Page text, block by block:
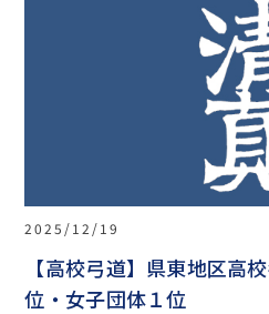
2025/12/19
【高校弓道】県東地区高
位・女子団体１位